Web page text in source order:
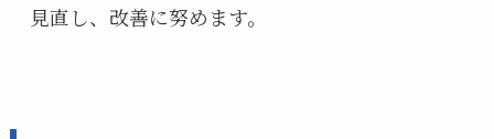
見直し、改善に努めます。